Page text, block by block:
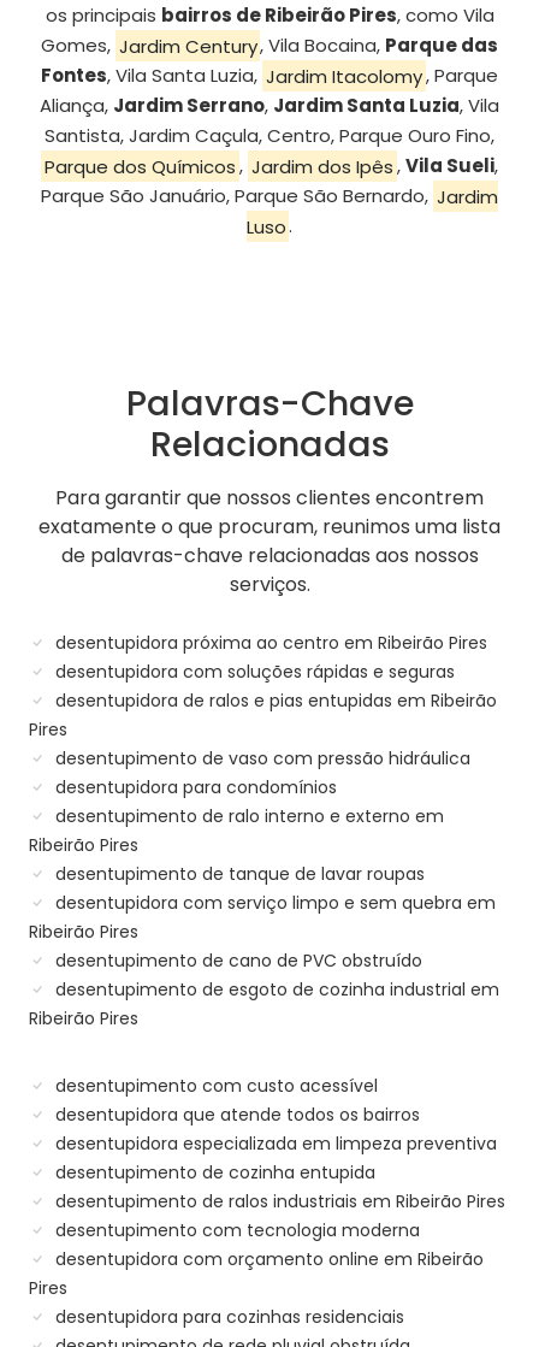
os principais bairros de Ribeirão Pires, como Vila
Gomes, Jardim Century, Vila Bocaina, Parque das
Fontes, Vila Santa Luzia, Jardim Itacolomy, Parque
Aliança, Jardim Serrano, Jardim Santa Luzia, Vila
Santista, Jardim Caçula, Centro, Parque Ouro Fino,
Parque dos Químicos, Jardim dos Ipês,Vila Sueli,
Parque São Januário, Parque São Bernardo, Jardim
Luso.
Palavras-Chave
Relacionadas
Para garantir que nossos clientes encontrem
exatamente o que procuram, reunimos uma lista
de palavras-chave relacionadas aos nossos
serviços.
desentupidora próxima ao centro em Ribeirão Pires
desentupidora com soluções rápidas e seguras
desentupidora de ralos e pias entupidas em Ribeirão
Pires
desentupimento de vaso com pressão hidráulica
desentupidora para condomínios
desentupimento de ralo interno e externo em
Ribeirão Pires
desentupimento de tanque de lavar roupas
desentupidora com serviço limpo e sem quebra em
Ribeirão Pires
desentupimento de cano de PVC obstruído
desentupimento de esgoto de cozinha industrial em
Ribeirão Pires
desentupimento com custo acessível
desentupidora que atende todos os bairros
desentupidora especializada em limpeza preventiva
desentupimento de cozinha entupida
desentupimento de ralos industriais em Ribeirão Pires
desentupimento com tecnologia moderna
desentupidora com orçamento online em Ribeirão
Pires
desentupidora para cozinhas residenciais